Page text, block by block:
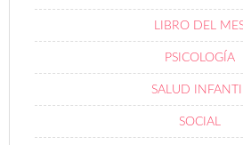
PSICOLOGÍA
SALUD INFANTIL
SOCIAL
SORTEOS